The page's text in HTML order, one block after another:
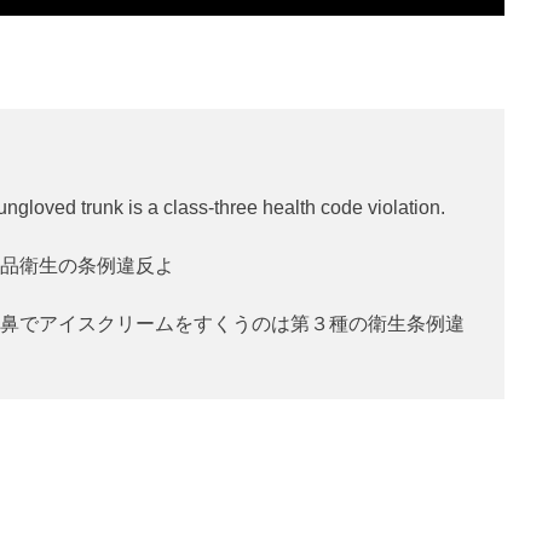
trunk is a class-three health code violation.
衛生の条例違反よ
アイスクリームをすくうのは第３種の衛生条例違